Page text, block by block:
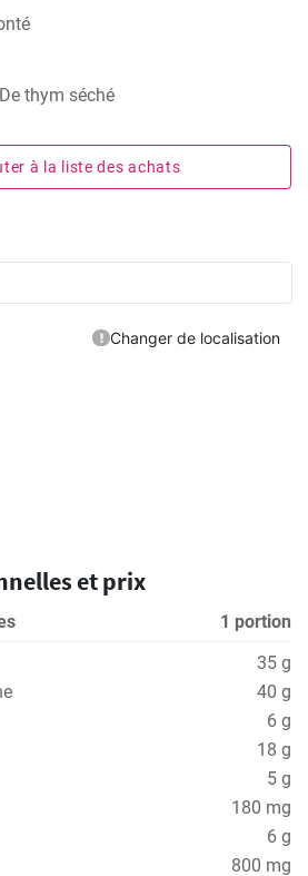
De thym séché
à la liste des achats
et prix
1 portion
35 g
40 g
6 g
18 g
5 g
180 mg
6 g
800 mg